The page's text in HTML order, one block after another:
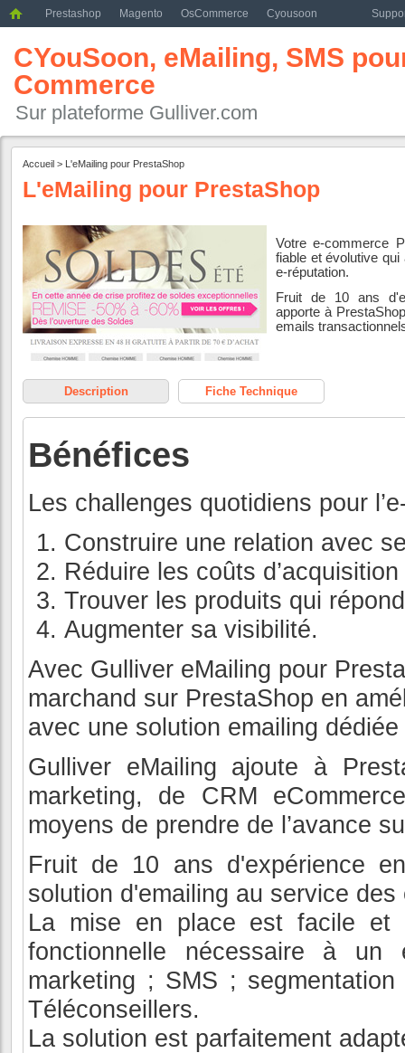
Prestashop Magento OsCommerce Cyousoon
CYouSoon, eMailing, SMS
Commerce
Sur plateforme Gulliver.com
Accueil > L'eMailing pour PrestaShop
L'eMailing pour PrestaShop
Votre e-commerce
fiable et évolutive
e-réputation.
Fruit de 10 ans
apporte à
emails
Description Fiche Technique
Bénéfices
Les challenges quotidiens pour
Construire une relation avec
Réduire les coûts
Trouver les produits qui
Augmenter sa visibilité.
Avec Gulliver eMailing pour
marchand sur PrestaShop en
avec une solution emailing
Gulliver eMailing ajoute à
marketing, de CRM
moyens de prendre de l’avance
Fruit de 10 ans d'expérience
solution d'emailing au service
La mise en place est facile et
fonctionnelle nécessaire à un
marketing ; SMS ;
Téléconseillers.
La solution est parfaitement